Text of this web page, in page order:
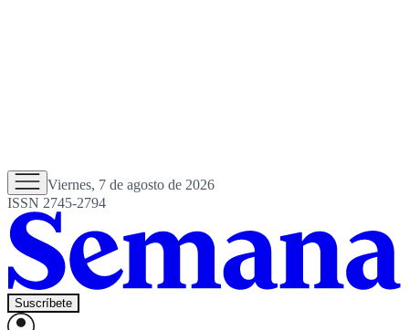
Viernes, 7 de agosto de 2026
ISSN 2745-2794
Suscríbete